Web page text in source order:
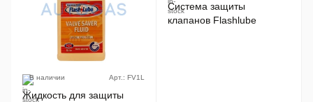
В наличии Арт.: FV1L
Жидкость для защиты
Система защиты
клапанов Flashlube